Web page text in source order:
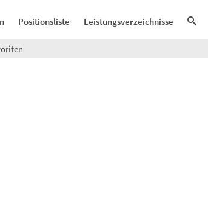
Positionsliste Leistungsverzeichnisse